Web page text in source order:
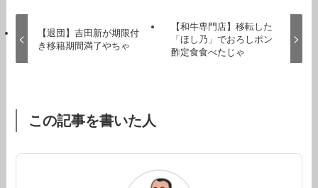
【退団】吉田新が期限付
き移籍期間満了やちゃ
【和牛専門店】移転した
「ほし乃」でおろしポン
酢定食食べたじゃ
この記事を書いた人